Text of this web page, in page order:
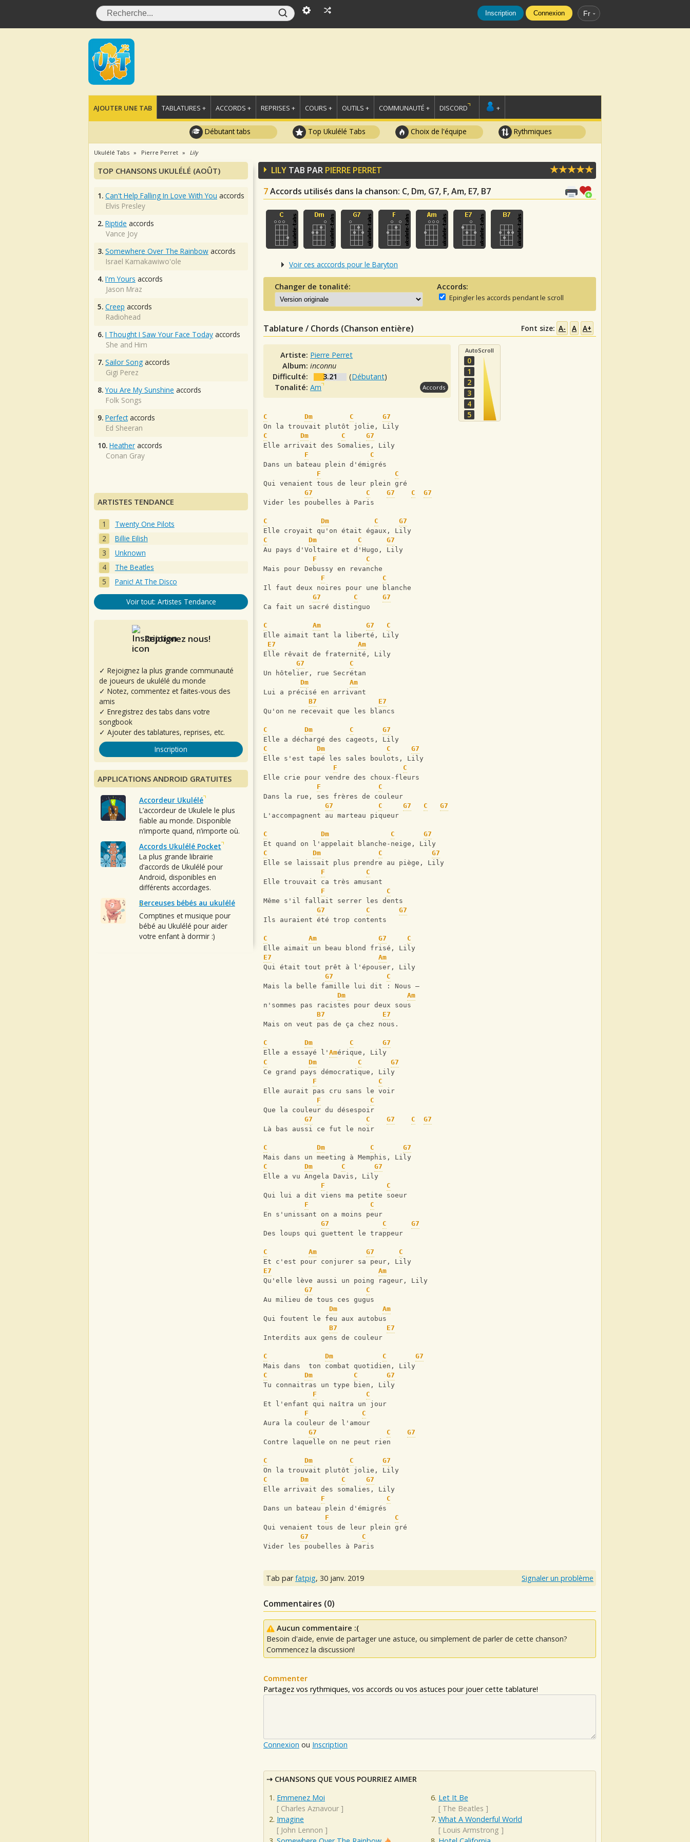
Inscription Connexion Fr
AJOUTER UNE TAB TABLATURES + ACCORDS + REPRISES + COURS + OUTILS + COMMUNAUTÉ + DISCORD +
Débutant tabs Top Ukulélé Tabs Choix de l'équipe Rythmiques
Ukulélé Tabs Pierre Perret Lily
LILY TAB PAR PIERRE PERRET
7Accords utilisés dans la chanson: C, Dm, G7, F, Am, E7, B7
Voir ces acccords pour le Baryton
Changer de tonalité: Accords:
Epingler les accords pendant le scroll
Tablature / Chords (Chanson entière) Font size: A- A A+
Artiste: Pierre Perret
Album:inconnu
Difficulté:
3.21 (Débutant)
Tonalité:Am Accords
AutoScroll
0
1
2
3
4
5
C Dm C
G7
On la trouvait plutôt jolie, Lily
C
Dm C
G7
Elle arrivait des Somalies, Lily
F
C
Dans un bateau plein d'émigrés
F
C
Qui venaient tous de leur plein gré
G7
C G7 C
G7
Vider les poubelles à Paris
C Dm C
G7
Elle croyait qu'on était égaux, Lily
C
Dm C
G7
Au pays d'Voltaire et d'Hugo, Lily
F
C
Mais pour Debussy en revanche
F
C
Il faut deux noires pour une blanche
G7
C
G7
Ca fait un sacré distinguo
C Am G7
C
Elle aimait tant la liberté, Lily
E7
Am
Elle rêvait de fraternité, Lily
G7
C
Un hôtelier, rue Secrétan
Dm
Am
Lui a précisé en arrivant
B7
E7
Qu'on ne recevait que les blancs
C Dm C
G7
Elle a déchargé des cageots, Lily
C
Dm C
G7
Elle s'est tapé les sales boulots, Lily
F
C
Elle crie pour vendre des choux-fleurs
F
C
Dans la rue, ses frères de couleur
G7
C G7 C
G7
L'accompagnent au marteau piqueur
C Dm C
G7
Et quand on l'appelait blanche-neige, Lily
C
Dm C
G7
Elle se laissait plus prendre au piège, Lily
F
C
Elle trouvait ca très amusant
F
C
Même s'il fallait serrer les dents
G7
C
G7
Ils auraient été trop contents
C Am G7
C
Elle aimait un beau blond frisé, Lily
E7
Am
Qui était tout prêt à l'épouser, Lily
G7
C
Mais la belle famille lui dit : Nous —
Dm
Am
n'sommes pas racistes pour deux sous
B7
E7
Mais on veut pas de ça chez nous.
C Dm C
G7
Elle a essayé l' Amérique, Lily
C
Dm C
G7
Ce grand pays démocratique, Lily
F
C
Elle aurait pas cru sans le voir
F
C
Que la couleur du désespoir
G7
C G7 C
G7
Là bas aussi ce fut le noir
C Dm C
G7
Mais dans un meeting à Memphis, Lily
C
Dm C
G7
Elle a vu Angela Davis, Lily
F
C
Qui lui a dit viens ma petite soeur
F
C
En s'unissant on a moins peur
G7
C
G7
Des loups qui guettent le trappeur
C Am G7
C
Et c'est pour conjurer sa peur, Lily
E7
Am
Qu'elle lève aussi un poing rageur, Lily
G7
C
Au milieu de tous ces gugus
Dm
Am
Qui foutent le feu aux autobus
B7
E7
Interdits aux gens de couleur
C Dm C
G7
Mais dans  ton combat quotidien, Lily
C
Dm C
G7
Tu connaitras un type bien, Lily
F
C
Et l'enfant qui naîtra un jour
F
C
Aura la couleur de l'amour
G7
C
G7
Contre laquelle on ne peut rien
C Dm C
G7
On la trouvait plutôt jolie, Lily
C
Dm C
G7
Elle arrivait des somalies, Lily
F
C
Dans un bateau plein d'émigrés
F
C
Qui venaient tous de leur plein gré
G7
C
Vider les poubelles à Paris
Tab parfatpig, 30 janv. 2019 Signaler un problème
Commentaires (0)
Aucun commentaire :(
Besoin d'aide, envie de partager une astuce, ou simplement de parler de cette chanson?
Commencez la discussion!
Commenter
Partagez vos rythmiques, vos accords ou vos astuces pour jouer cette tablature!
Connexion ou Inscription
CHANSONS QUE VOUS POURRIEZ AIMER
Emmenez Moi
[ Charles Aznavour ]
Imagine
[ John Lennon ]
Let It Be
[ The Beatles ]
What A Wonderful World
[ Louis Armstrong ]
TOP CHANSONS UKULÉLÉ (AOÛT)
1. Can't Help Falling In Love With You accords
Elvis Presley
2. Riptide accords
Vance Joy
3. Somewhere Over The Rainbow accords
Israel Kamakawiwo'ole
4. I'm Yours accords
Jason Mraz
5. Creep accords
Radiohead
6. I Thought I Saw Your Face Today accords
She and Him
7. Sailor Song accords
Gigi Perez
8. You Are My Sunshine accords
Folk Songs
9. Perfectaccords
Ed Sheeran
10. Heather accords
Conan Gray
ARTISTES TENDANCE
Twenty One Pilots
Billie Eilish
Unknown
The Beatles
Panic! At The Disco
Voir tout: Artistes Tendance
Rejoignez nous!
✓ Rejoignez la plus grande communauté
de joueurs de ukulélé du monde
✓ Notez, commentez et faites-vous des
amis
✓ Enregistrez des tabs dans votre
songbook
✓ Ajouter des tablatures, reprises, etc.
Inscription
APPLICATIONS ANDROID GRATUITES
Accordeur Ukulélé
L’accordeur de Ukulele le plus
fiable au monde. Disponible
n’importe quand, n’importe où.
Accords Ukulélé Pocket
La plus grande librairie
d’accords de Ukulélé pour
Android, disponibles en
différents accordages.
Berceuses bébés au ukulélé
Comptines et musique pour
bébé au Ukulélé pour aider
votre enfant à dormir :)